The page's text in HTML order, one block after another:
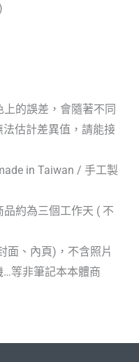
的誤差，會隨著不同
估計差異值，請能接
in Taiwan / 手工製
約為三個工作天 ( 不
面、內頁)，不含照片
等非筆記本本體商